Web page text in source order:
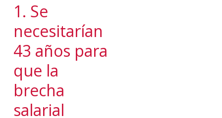
1. Se
necesitarían
43 años para
que la
brecha
salarial